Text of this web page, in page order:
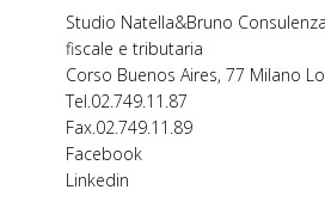
Studio Natella&Bruno
fiscale e tributaria
Corso Buenos Aires, 77 Milano
Tel.02.749.11.87
Fax.02.749.11.89
Facebook
Linkedin